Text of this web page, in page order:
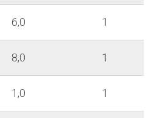
6,0 1
8,0 1
1,0 1